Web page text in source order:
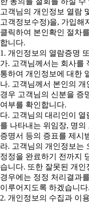
고객님의 개인정보 열람
고객정보수정)을, 가입해
클릭하여 본인확인 절차
합니다.
1. 개인정보의 열람증명
가. 고객님께서는 회사를
통하여 개인정보에 대한
나. 고객님께서 본인의
경우 고객님의 신분을 증
여부를 확인합니다.
다. 고객님의 대리인이 열
를 나타내는 위임장, 명
증명서 등의 증표를 제시
라. 고객님의 개인정보는
정정을 완료하기 전까지
습니다. 또한 잘못된 개
경우에는 정정 처리결과
이루어지도록 하겠습니다.
2. 개인정보의 수집과 이